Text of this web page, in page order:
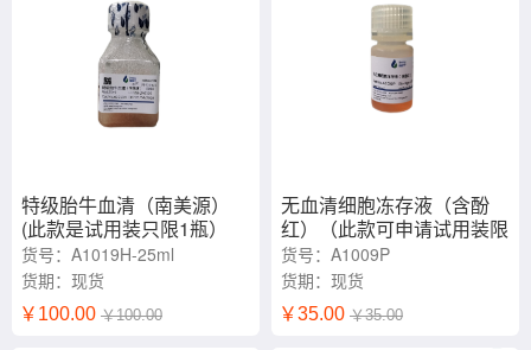
特级胎牛血清（南美源）
(此款是试用装只限1瓶）
货号：A1019H-25ml
货期：现货
￥100.00 ￥100.00
无血清细胞冻存液（含酚
红）（此款可申请试用装限
1瓶）
货号：A1009P
货期：现货
￥35.00 ￥35.00